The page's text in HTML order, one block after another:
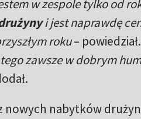
w zespole tylko od
i jest naprawdę
roku– powiedział.
zawsze w dobrym
nowych nabytków